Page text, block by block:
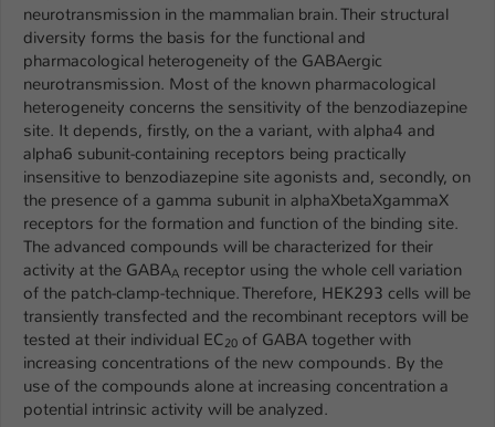
neurotransmission in the mammalian brain. Their structural
diversity forms the basis for the functional and
pharmacological heterogeneity of the GABAergic
neurotransmission. Most of the known pharmacological
heterogeneity concerns the sensitivity of the benzodiazepine
site. It depends, firstly, on the a variant, with alpha4 and
alpha6 subunit-containing receptors being practically
insensitive to benzodiazepine site agonists and, secondly, on
the presence of a gamma subunit in alphaXbetaXgammaX
receptors for the formation and function of the binding site.
The advanced compounds will be characterized for their
activity at the GABAA receptor using the whole cell variation
of the patch-clamp-technique. Therefore, HEK293 cells will be
transiently transfected and the recombinant receptors will be
tested at their individual EC20 of GABA together with
increasing concentrations of the new compounds. By the
use of the compounds alone at increasing concentration a
potential intrinsic activity will be analyzed.
Zweck
Einstellungen. Unter anderem eine zufällig
generierte ID, für die historische
Speicherung Ihrer vorgenommen
Einstellungen, falls der Webseiten-
Betreiber dies eingestellt hat.
Name fe_typo_user / PHPSESSID
Anbieter TYPO3
Laufzeit 1 Woche
Zweck
Dieses Cookie ist ein Standard-Session-
Cookie von TYPO3. Es speichert im Fall
eines Intranet-Logins die Session-ID. So
kann der eingeloggte Benutzer
wiedererkannt werden und es wird ihm